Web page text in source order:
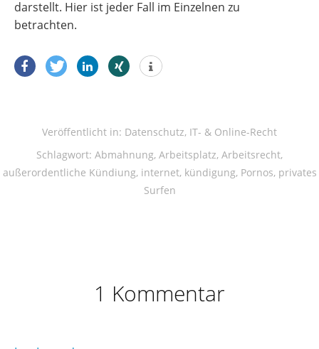
darstellt. Hier ist jeder Fall im Einzelnen zu
betrachten.
Veröffentlicht in: Datenschutz, IT- & Online-Recht
Schlagwort: Abmahnung, Arbeitsplatz, Arbeitsrecht,
außerordentliche Kündiung, internet, kündigung, Pornos, privates
Surfen
1 Kommentar